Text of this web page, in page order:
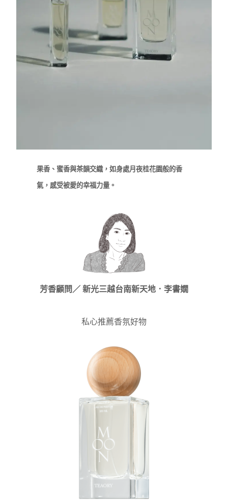
果香、蜜香與茶韻交織，如身處月夜桂花園般的香
氣，感受被愛的幸福力量。
芳香顧問／ 新光三越台南新天地． 李書嫺
私心推薦香氛好物